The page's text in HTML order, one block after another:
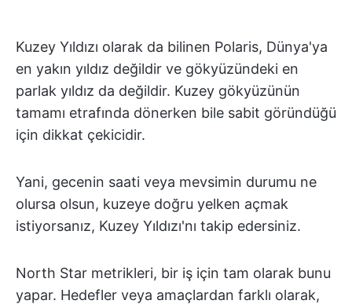
Kuzey Yıldızı olarak da bilinen Polaris, Dünya'ya
en yakın yıldız değildir ve gökyüzündeki en
parlak yıldız da değildir. Kuzey gökyüzünün
tamamı etrafında dönerken bile sabit göründüğü
için dikkat çekicidir.
Yani, gecenin saati veya mevsimin durumu ne
olursa olsun, kuzeye doğru yelken açmak
istiyorsanız, Kuzey Yıldızı'nı takip edersiniz.
North Star metrikleri, bir iş için tam olarak bunu
yapar. Hedefler veya amaçlardan farklı olarak,